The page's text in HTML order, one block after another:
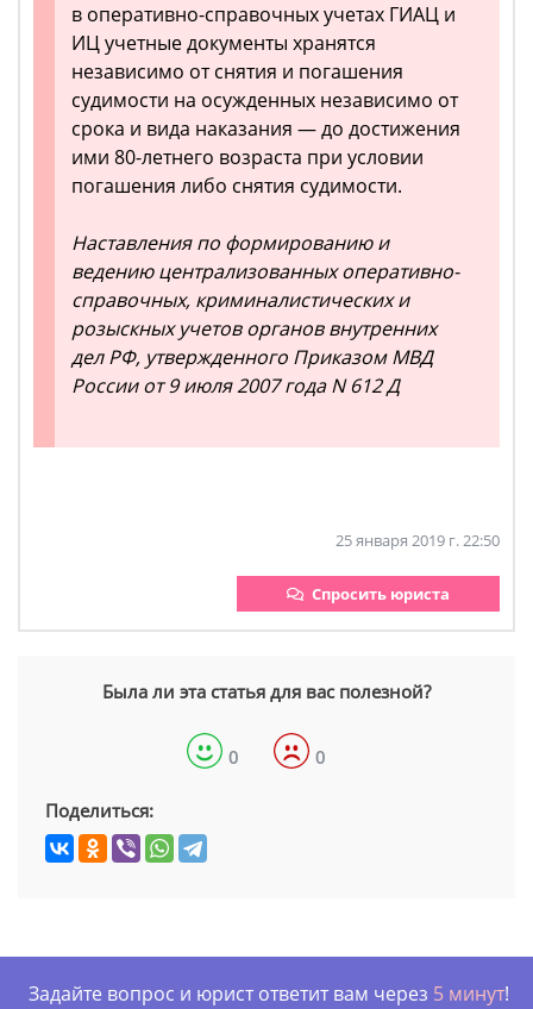
в оперативно-справочных учетах ГИАЦ и
ИЦ учетные документы хранятся
независимо от снятия и погашения
судимости на осужденных независимо от
срока и вида наказания — до достижения
ими 80-летнего возраста при условии
погашения либо снятия судимости.
Наставления по формированию и
ведению централизованных оперативно-
справочных, криминалистических и
розыскных учетов органов внутренних
дел РФ, утвержденного Приказом МВД
России от 9 июля 2007 года N 612 Д
25 января 2019 г. 22:50
Спросить юриста
Была ли эта статья для вас полезной?
0 0
Поделиться:
Задайте вопрос и юрист ответит вам через 5 минут!